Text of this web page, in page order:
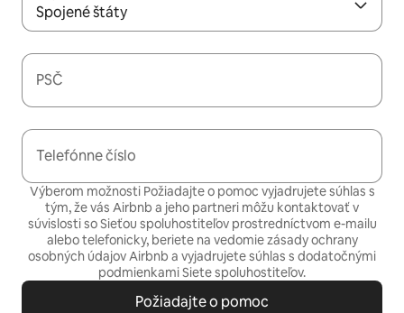
Spojené štáty
PSČ
Telefónne číslo
Výberom možnosti Požiadajte o pomoc vyjadrujete súhlas s
tým, že vás Airbnb a jeho partneri môžu kontaktovať v
súvislosti so Sieťou spoluhostiteľov prostredníctvom e-mailu
alebo telefonicky, beriete na vedomiezásady ochrany
osobných údajovAirbnb a vyjadrujete súhlas s dodatočnými
podmienkami Siete spoluhostiteľov.
Požiadajte o pomoc